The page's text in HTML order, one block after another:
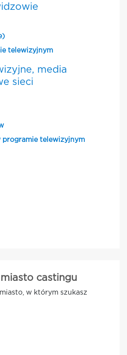
telewizyjnym
media
sieci
programie telewizyjnym
castingu
w którym szukasz